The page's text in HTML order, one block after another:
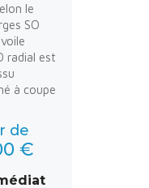
le
SO
radial est
à coupe
de
€